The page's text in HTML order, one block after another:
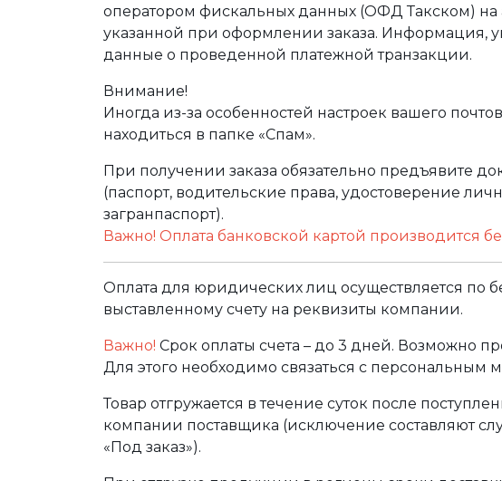
оператором фискальных данных (ОФД Такском) на
указанной при оформлении заказа. Информация,
данные о проведенной платежной транзакции.
Внимание!
Иногда из-за особенностей настроек вашего
находиться в папке «Спам».
При получении заказа обязательно предъявите
(паспорт, водительские права, удостоверение
загранпаспорт).
Важно! Оплата банковской картой производится
Оплата для юридических лиц осуществляется по
выставленному счету на реквизиты компании.
Важно! Срок оплаты счета – до 3 дней. Возможно
Для этого необходимо связаться с персональным
Товар отгружается в течение суток после
компании поставщика (исключение составляют
«Под заказ»).